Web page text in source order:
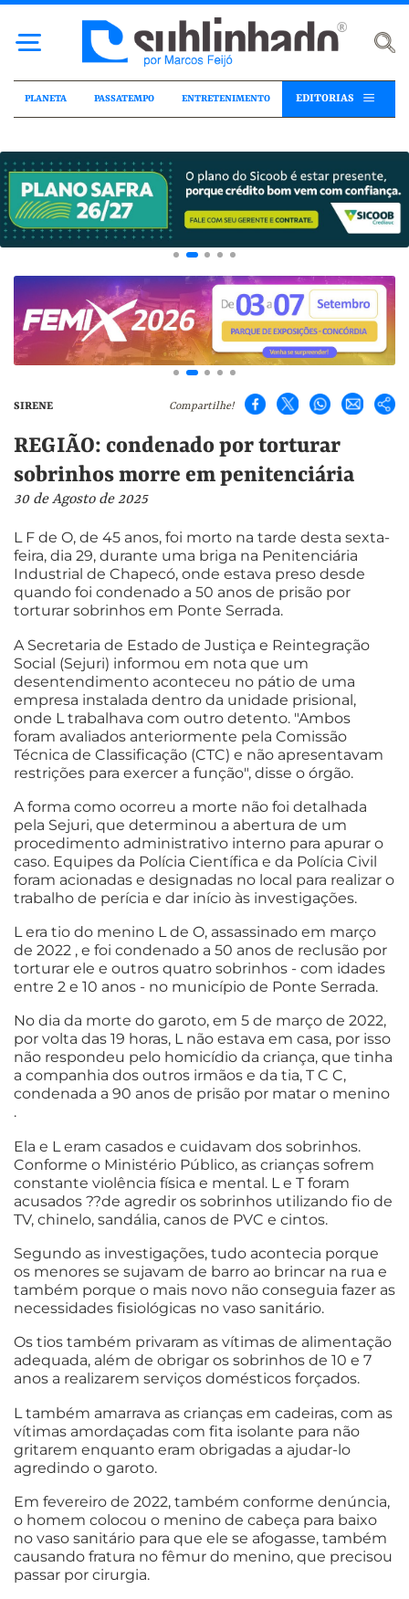
PLANETA PASSATEMPO ENTRETENIMENTO EDITORIAS
SIRENE Compartilhe!
REGIÃO: condenado por torturar
sobrinhos morre em penitenciária
30 de Agosto de 2025
L F de O, de 45 anos, foi morto na tarde desta sexta-
feira, dia 29, durante uma briga na Penitenciária
Industrial de Chapecó, onde estava preso desde
quando foi condenado a 50 anos de prisão por
torturar sobrinhos em Ponte Serrada.
A Secretaria de Estado de Justiça e Reintegração
Social (Sejuri) informou em nota que um
desentendimento aconteceu no pátio de uma
empresa instalada dentro da unidade prisional,
onde L trabalhava com outro detento. "Ambos
foram avaliados anteriormente pela Comissão
Técnica de Classificação (CTC) e não apresentavam
restrições para exercer a função", disse o órgão.
A forma como ocorreu a morte não foi detalhada
pela Sejuri, que determinou a abertura de um
procedimento administrativo interno para apurar o
caso. Equipes da Polícia Científica e da Polícia Civil
foram acionadas e designadas no local para realizar o
trabalho de perícia e dar início às investigações.
L era tio do menino L de O, assassinado em março
de 2022 , e foi condenado a 50 anos de reclusão por
torturar ele e outros quatro sobrinhos - com idades
entre 2 e 10 anos - no município de Ponte Serrada.
No dia da morte do garoto, em 5 de março de 2022,
por volta das 19 horas, L não estava em casa, por isso
não respondeu pelo homicídio da criança, que tinha
a companhia dos outros irmãos e da tia, T C C,
condenada a 90 anos de prisão por matar o menino
.
Ela e L eram casados e cuidavam dos sobrinhos.
Conforme o Ministério Público, as crianças sofrem
constante violência física e mental. L e T foram
acusados ??de agredir os sobrinhos utilizando fio de
TV, chinelo, sandália, canos de PVC e cintos.
Segundo as investigações, tudo acontecia porque
os menores se sujavam de barro ao brincar na rua e
também porque o mais novo não conseguia fazer as
necessidades fisiológicas no vaso sanitário.
Os tios também privaram as vítimas de alimentação
adequada, além de obrigar os sobrinhos de 10 e 7
anos a realizarem serviços domésticos forçados.
L também amarrava as crianças em cadeiras, com as
vítimas amordaçadas com fita isolante para não
gritarem enquanto eram obrigadas a ajudar-lo
agredindo o garoto.
Em fevereiro de 2022, também conforme denúncia,
o homem colocou o menino de cabeça para baixo
no vaso sanitário para que ele se afogasse, também
causando fratura no fêmur do menino, que precisou
passar por cirurgia.